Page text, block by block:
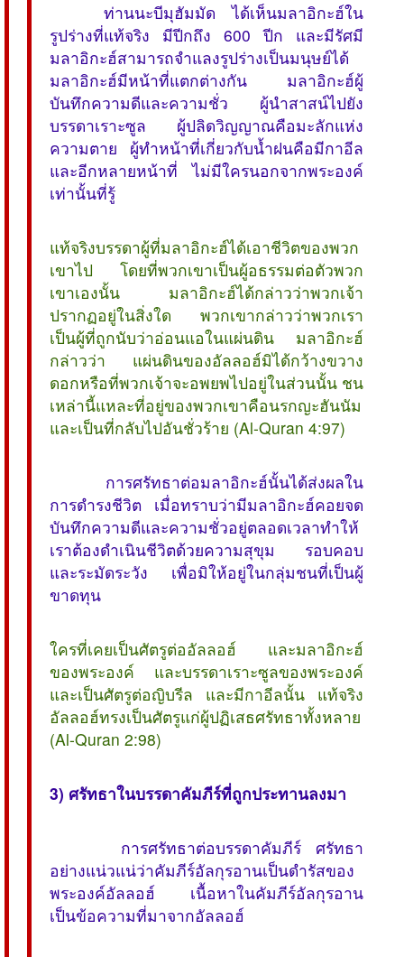
ท่านนะบีมุฮัมมัด ได้เห็นมลาอิกะฮ์ใน
รูปร่างที่แท้จริง มีปีกถึง 600 ปีก และมีรัศมี
มลาอิกะฮ์สามารถจำแลงรูปร่างเป็นมนุษย์ได้
มลาอิกะฮ์มีหน้าที่แตกต่างกัน มลาอิกะฮ์ผู้
บันทึกความดีและความชั่ว ผู้นำสาสน์ไปยัง
บรรดาเราะซูล ผู้ปลิดวิญญาณคือมะลักแห่ง
ความตาย ผู้ทำหน้าที่เกี่ยวกับน้ำฝนคือมีกาอีล
และอีกหลายหน้าที่ ไม่มีใครนอกจากพระองค์
เท่านั้นที่รู้
แท้จริงบรรดาผู้ที่มลาอิกะฮ์ได้เอาชีวิตของพวก
เขาไป โดยที่พวกเขาเป็นผู้อธรรมต่อตัวพวก
เขาเองนั้น มลาอิกะฮ์ได้กล่าวว่าพวกเจ้า
ปรากฏอยู่ในสิ่งใด พวกเขากล่าวว่าพวกเรา
เป็นผู้ที่ถูกนับว่าอ่อนแอในแผ่นดิน มลาอิกะฮ์
กล่าวว่า แผ่นดินของอัลลอฮ์มิได้กว้างขวาง
ดอกหรือที่พวกเจ้าจะอพยพไปอยู่ในส่วนนั้น ชน
เหล่านี้แหละที่อยู่ของพวกเขาคือนรกญะฮันนัม
และเป็นที่กลับไปอันชั่วร้าย (Al-Quran 4:97)
การศรัทธาต่อมลาอิกะฮ์นั้นได้ส่งผลใน
การดำรงชีวิต เมื่อทราบว่ามีมลาอิกะฮ์คอยจด
บันทึกความดีและความชั่วอยู่ตลอดเวลาทำให้
เราต้องดำเนินชีวิตด้วยความสุขุม รอบคอบ
และระมัดระวัง เพื่อมิให้อยู่ในกลุ่มชนที่เป็นผู้
ขาดทุน
ใครที่เคยเป็นศัตรูต่ออัลลอฮ์ และมลาอิกะฮ์
ของพระองค์ และบรรดาเราะซูลของพระองค์
และเป็นศัตรูต่อญิบรีล และมีกาอีลนั้น แท้จริง
อัลลอฮ์ทรงเป็นศัตรูแก่ผู้ปฏิเสธศรัทธาทั้งหลาย
(Al-Quran 2:98)
3) ศรัทธาในบรรดาคัมภีร์ที่ถูกประทานลงมา
การศรัทธาต่อบรรดาคัมภีร์ ศรัทธา
อย่างแน่วแน่ว่าคัมภีร์อัลกุรอานเป็นดำรัสของ
พระองค์อัลลอฮ์ เนื้อหาในคัมภีร์อัลกุรอาน
เป็นข้อความที่มาจากอัลลอฮ์